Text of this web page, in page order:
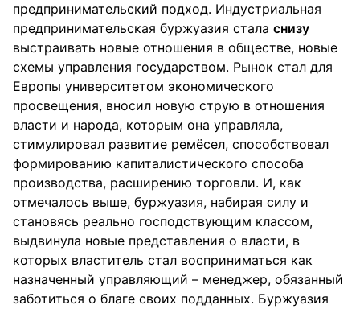
предпринимательский подход. Индустриальная
предпринимательская буржуазия стала снизу
выстраивать новые отношения в обществе, новые
схемы управления государством. Рынок стал для
Европы университетом экономического
просвещения, вносил новую струю в отношения
власти и народа, которым она управляла,
стимулировал развитие ремёсел, способствовал
формированию капиталистического способа
производства, расширению торговли. И, как
отмечалось выше, буржуазия, набирая силу и
становясь реально господствующим классом,
выдвинула новые представления о власти, в
которых властитель стал восприниматься как
назначенный управляющий – менеджер, обязанный
заботиться о благе своих подданных. Буржуазия